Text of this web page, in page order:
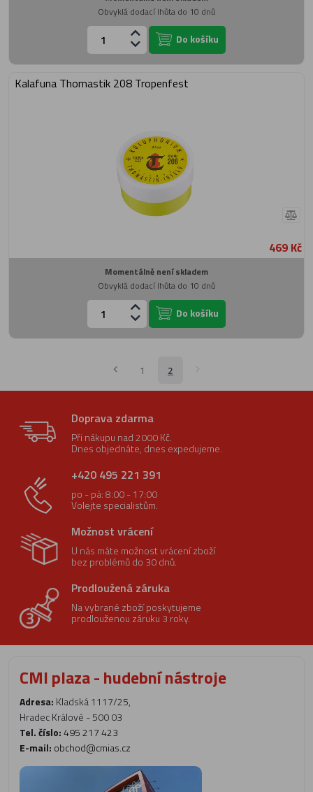
Obvyklá dodací lhůta do 10 dnů
Do košíku
Kalafuna Thomastik 208 Tropenfest
469 Kč
Momentálně není skladem
Obvyklá dodací lhůta do 10 dnů
Do košíku
1 2
Doprava zdarma
Při nákupu nad 2000 Kč.
Dnes objednáte, dnes expedujeme.
+420 495 221 391
po - pá: 8:00 - 17:00
Volejte specialistům.
Možnost vrácení
U nás máte možnost vrácení zboží
bez problémů do 30 dnů.
Prodloužená záruka
Na vybrané zboží poskytujeme
prodlouženou záruku 3 roky.
CMI plaza - hudební nástroje
Adresa: Kladská 1117/25,
Hradec Králové - 500 03
Tel. číslo:495 217 423
E-mail: obchod@cmias.cz